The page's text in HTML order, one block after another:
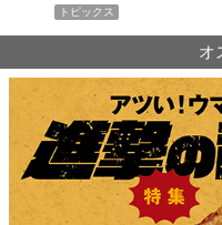
トピックス
オ